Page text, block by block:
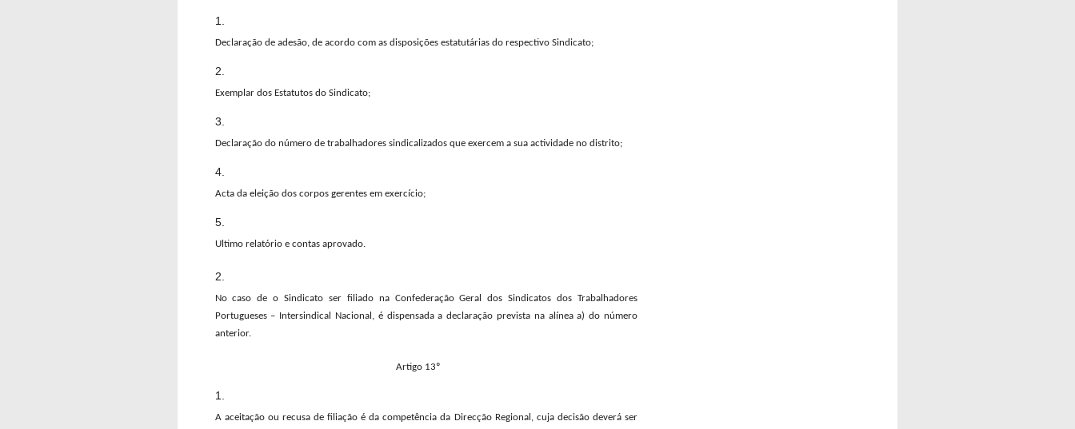
Declaração de adesão, de acordo com as disposições estatutárias do respectivo Sindicato;
Exemplar dos Estatutos do Sindicato;
Declaração do número de trabalhadores sindicalizados que exercem a sua actividade no distrito;
Acta da eleição dos corpos gerentes em exercício;
Ultimo relatório e contas aprovado.
No caso de o Sindicato ser filiado na Confederação Geral dos Sindicatos dos Trabalhadores
Portugueses – Intersindical Nacional, é dispensada a declaração prevista na alínea a) do número
anterior.
Artigo 13º
A aceitação ou recusa de filiação é da competência da Direcção Regional, cuja decisão deverá ser